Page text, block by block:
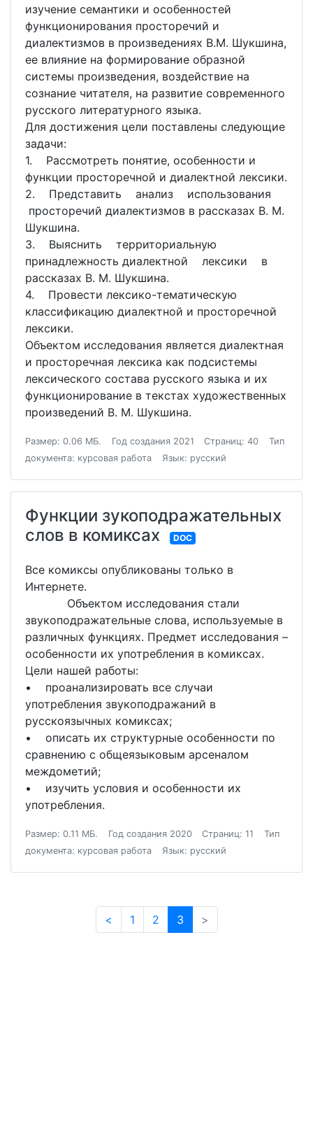
изучение семантики и особенностей
функционирования просторечий и
диалектизмов в произведениях В.М. Шукшина,
ее влияние на формирование образной
системы произведения, воздействие на
сознание читателя, на развитие современного
русского литературного языка.
Для достижения цели поставлены следующие
задачи:
1. Рассмотреть понятие, особенности и
функции просторечной и диалектной лексики.
2. Представить анализ использования
просторечий диалектизмов в рассказах В. М.
Шукшина.
3. Выяснить территориальную
принадлежность диалектной лексики в
рассказах В. М. Шукшина.
4. Провести лексико-тематическую
классификацию диалектной и просторечной
лексики.
Объектом исследования является диалектная
и просторечная лексика как подсистемы
лексического состава русского языка и их
функционирование в текстах художественных
произведений В. М. Шукшина.
Размер: 0.06 МБ. Год создания 2021 Страниц: 40
Тип
документа: курсовая работа
Язык: русский
Функции зукоподражательных
слов в комиксах
DOC
Все комиксы опубликованы только в
Интернете.
Объектом исследования стали
звукоподражательные слова, используемые в
различных функциях. Предмет исследования –
особенности их употребления в комиксах.
Цели нашей работы:
• проанализировать все случаи
употребления звукоподражаний в
русскоязычных комиксах;
• описать их структурные особенности по
сравнению с общеязыковым арсеналом
междометий;
• изучить условия и особенности их
употребления.
Размер: 0.11 МБ. Год создания 2020 Страниц: 11
Тип
документа: курсовая работа
Язык: русский
< 1 2 3 >